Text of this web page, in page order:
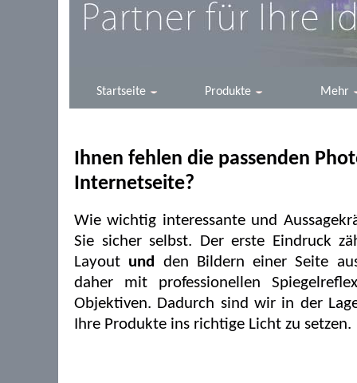
Startseite Produkte Mehr
Ihnen fehlen die passenden
Internetseite?
Wie wichtig interessante und
Sie sicher selbst. Der erste Eindruck
Layout und den Bildern einer Seite
daher mit professionellen
Objektiven. Dadurch sind wir in der
Ihre Produkte ins richtige Licht zu setzen.